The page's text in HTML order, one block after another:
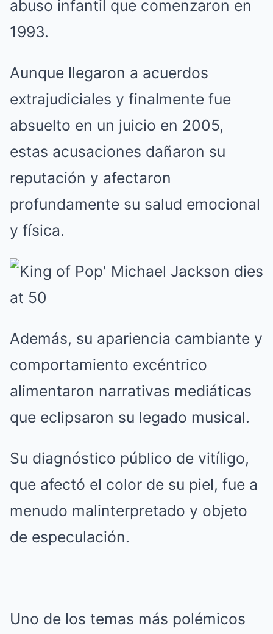
abuso infantil que comenzaron en
1993.
Aunque llegaron a acuerdos
extrajudiciales y finalmente fue
absuelto en un juicio en 2005,
estas acusaciones dañaron su
reputación y afectaron
profundamente su salud emocional
y física.
Además, su apariencia cambiante y
comportamiento excéntrico
alimentaron narrativas mediáticas
que eclipsaron su legado musical.
Su diagnóstico público de vitíligo,
que afectó el color de su piel, fue a
menudo malinterpretado y objeto
de especulación.
Uno de los temas más polémicos